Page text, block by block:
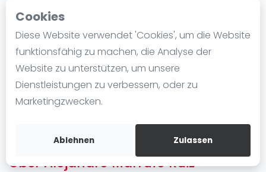
Cookies
Diese Website verwendet 'Cookies', um die Website
funktionsfähig zu machen, die Analyse der
Website zu unterstützen, um unsere
Dienstleistungen zu verbessern, oder zu
Marketingzwecken.
Ablehnen Zulassen
Blog
Die Geschichte von Padel
Regeln und Punktzählung
Padel Schläge
Video
POSITIE
#2466 0
Bist duAlejandro Marrufo Ruiz
Kostenloses Konto erstellen
Über Alejandro Marrufo Ruiz